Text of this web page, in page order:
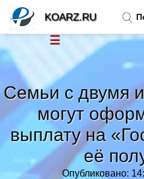
Семьи с двумя
могут
выплату на
её
Опубликовано:
KOARZ.RU
☰
Тренды новостей»
Рубрики»
Правила »